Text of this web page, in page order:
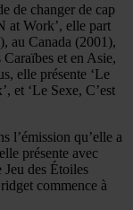
de changer de cap
at Work’, elle part
au Canada (2001),
et en Asie,
elle présente ‘Le
et ‘Le Sexe, C’est
l’émission qu’elle a
présente avec
des Étoiles
commence à